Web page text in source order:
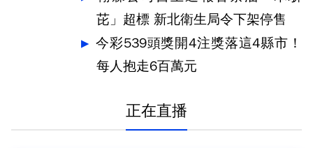
芘」超標 新北衛生局令下架停售
今彩539頭獎開4注獎落這4縣市！
每人抱走6百萬元
正在直播